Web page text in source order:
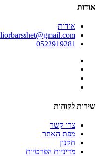
אודות
אודות
liorbarsshet@gmail.com
0522919281
שירות לקוחות
צרו קשר
מפת האתר
תקנון
מדיניות הפרטיות